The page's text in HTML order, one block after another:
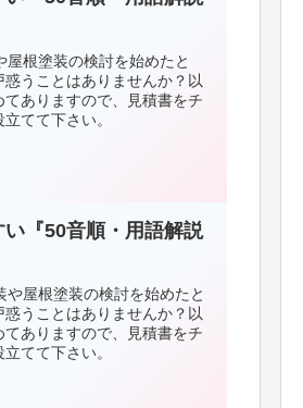
根塗装の検討を始めたと
うことはありませんか？以
ありますので、見積書をチ
てて下さい。
『50音順・用語解説
や屋根塗装の検討を始めたと
うことはありませんか？以
ありますので、見積書をチ
てて下さい。